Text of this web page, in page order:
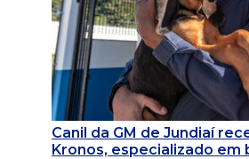
Canil da GM de Jundiaí
Kronos, especializado em